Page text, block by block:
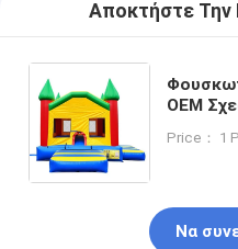
Αποκτήστε Την
OEM
για
Price： 1
Να